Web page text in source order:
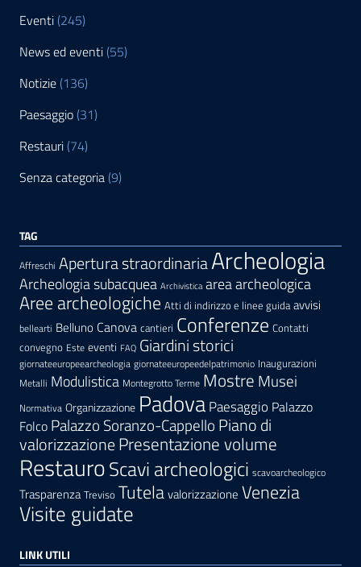
Eventi (245)
News ed eventi (55)
Notizie (136)
Paesaggio (31)
Restauri (74)
Senza categoria (9)
TAG
Affreschi Apertura straordinariaArcheologia
Archeologia subacquea Archivistica area archeologica
Aree archeologiche Atti di indirizzo e linee guida avvisi
bellearti Belluno Canova cantieri Conferenze Contatti
convegno Este eventi FAQ Giardini storici
giornateeuropeearcheologia giornateeuropeedelpatrimonio Inaugurazioni
Metalli Modulistica Montegrotto Terme Mostre Musei
Normativa Organizzazione PadovaPaesaggio Palazzo
Folco Palazzo Soranzo-Cappello Piano di
valorizzazionePresentazione volume
RestauroScavi archeologici scavoarcheologico
Trasparenza Treviso Tutelavalorizzazione Venezia
Visite guidate
LINK UTILI